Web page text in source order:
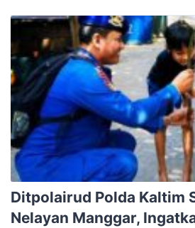
Ditpolairud Polda Kaltim
Nelayan Manggar,